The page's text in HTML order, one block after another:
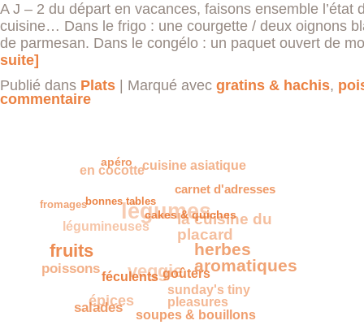
A J – 2 du départ en vacances, faisons ensemble l’état
cuisine… Dans le frigo : une courgette / deux oignons
de parmesan. Dans le congélo : un paquet ouvert de
suite]
Publié dans Plats Marqué avec gratins & hachis,
commentaire
apéro
bonnes tables
cakes & quiches
carnet d'adresses
cuisine asiatique
en cocotte
fromages
fruits
féculents goûters
herbes
aromatiques
la cuisine du
placard
légumes
légumineuses
poissons
salades
soupes & bouillons
sunday's tiny
pleasures
veggie
épices